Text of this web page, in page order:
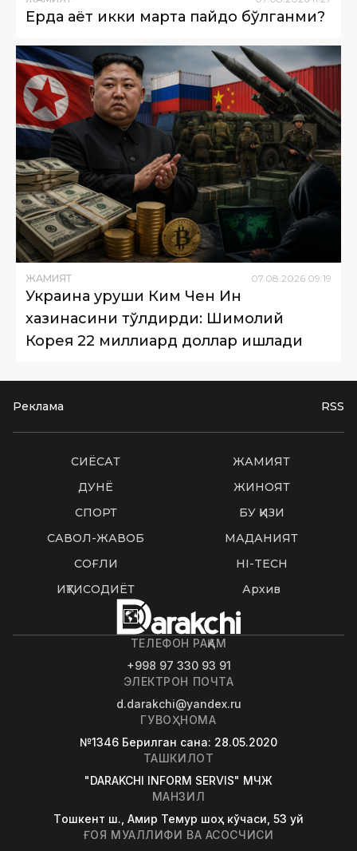
Ерда ҳаёт икки марта пайдо бўлганми?
ЖАМИЯТ 07.08.2026 09:19
Украина уруши Ким Чен Ин
хазинасини тўлдирди: Шимолий
Корея 22 миллиард доллар ишлади
Реклама RSS
СИËСАТ
ЖАМИЯТ
ДУНË
ЖИНОЯТ
СПОРТ
БУ ҚИЗИҚ
САВОЛ-ЖАВОБ
МАДАНИЯТ
СОҒЛИҚ
HI-TECH
ИҚТИСОДИЁТ
Архив
ТЕЛЕФОН РАҚАМ
+998 97 330 93 91
ЭЛЕКТРОН ПОЧТА
d.darakchi@yandex.ru
ГУВОҲНОМА
№1346 Берилган сана: 28.05.2020
ТАШКИЛОТ
"DARAKCHI INFORM SERVIS" МЧЖ
МАНЗИЛ
Tошкент ш., Амир Темур шоҳ кўчаси, 53 уй
ҒОЯ МУАЛЛИФИ ВА АСОСЧИСИ